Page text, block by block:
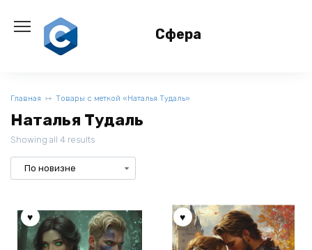
содержанию
Сфера
Главная Товары с меткой «Наталья Тудаль»
Наталья Тудаль
Showing all 4 results